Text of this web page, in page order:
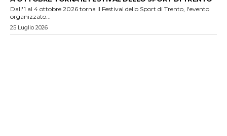
Dall'1 al 4 ottobre 2026 torna il Festival dello Sport di Trento, l'evento
organizzato...
25 Luglio 2026